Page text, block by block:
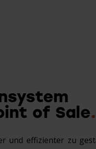
Bestellwebsite
& Baumarktof Sale
und effizienter zu